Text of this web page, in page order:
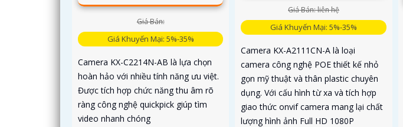
Giá Bán:
Giá Khuyến Mại: 5%-35%
Camera KX-C2214N-AB là lựa chọn
hoàn hảo với nhiều tính năng ưu việt.
Được tích hợp chức năng thu âm rõ
ràng công nghệ quickpick giúp tìm
video nhanh chóng
Giá Bán: liên hệ
Giá Khuyến Mại: 5%-35%
Camera KX-A2111CN-A là loại
camera công nghệ POE thiết kế nhỏ
gọn mỹ thuật và thân plastic chuyên
dụng. Với cấu hình từ xa và tích hợp
giao thức onvif camera mang lại chất
lượng hình ảnh Full HD 1080P